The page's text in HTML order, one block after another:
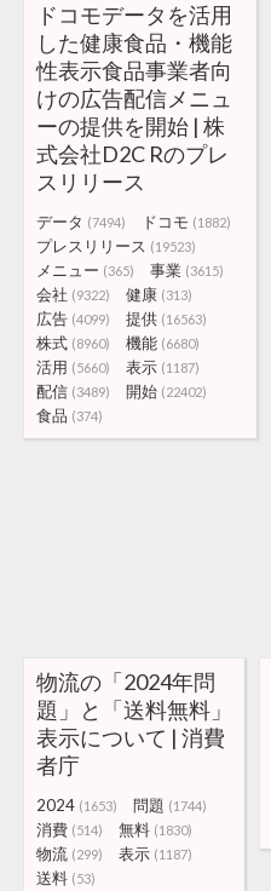
ドコモデータを活用
した健康食品・機能
性表示食品事業者向
けの広告配信メニュ
ーの提供を開始 | 株
式会社D2C Rのプレ
スリリース
データ (7494) ドコモ (1882)
プレスリリース (19523)
メニュー (365) 事業 (3615)
会社 (9322) 健康 (313)
広告 (4099) 提供 (16563)
株式 (8960) 機能 (6680)
活用 (5660) 表示 (1187)
配信 (3489) 開始 (22402)
食品 (374)
物流の「2024年問
題」と「送料無料」
表示について | 消費
者庁
2024 (1653) 問題 (1744)
消費 (514) 無料 (1830)
物流 (299) 表示 (1187)
送料 (53)